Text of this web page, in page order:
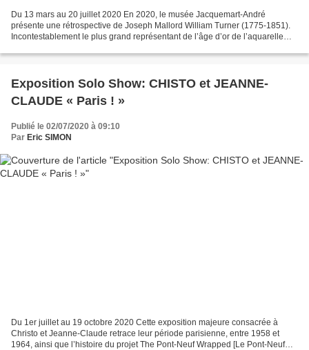
Du 13 mars au 20 juillet 2020 En 2020, le musée Jacquemart-André
présente une rétrospective de Joseph Mallord William Turner (1775-1851).
Incontestablement le plus grand représentant de l’âge d’or de l’aquarelle
Exposition Solo Show: CHISTO et JEANNE-
CLAUDE « Paris ! »
Publié le 02/07/2020 à 09:10
Par Eric SIMON
Du 1er juillet au 19 octobre 2020 Cette exposition majeure consacrée à
Christo et Jeanne-Claude retrace leur période parisienne, entre 1958 et
1964, ainsi que l’histoire du projet The Pont-Neuf Wrapped [Le Pont-Neuf